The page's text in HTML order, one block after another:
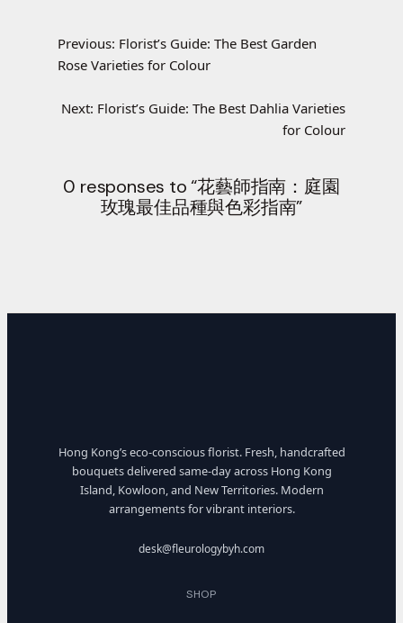
Previous: Florist’s Guide: The Best Garden
Rose Varieties for Colour
Next: Florist’s Guide: The Best Dahlia Varieties
for Colour
0 responses to “花藝師指南：庭園
玫瑰最佳品種與色彩指南”
Hong Kong’s eco-conscious florist. Fresh, handcrafted
bouquets delivered same-day across Hong Kong
Island, Kowloon, and New Territories. Modern
arrangements for vibrant interiors.
desk@fleurologybyh.com
SHOP